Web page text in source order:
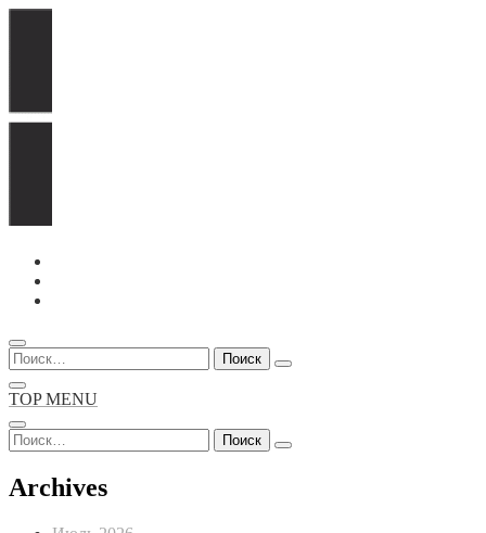
Перейти
содержимому
Найти:
TOP MENU
Найти:
Archives